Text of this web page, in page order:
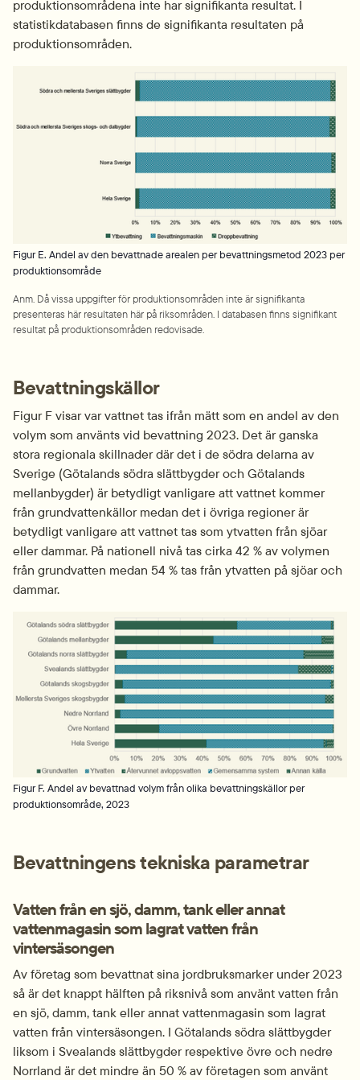
produktionsområdena inte har signifikanta resultat. I
statistikdatabasen finns de signifikanta resultaten på
produktionsområden.
Figur E. Andel av den bevattnade arealen per bevattningsmetod 2023 per
produktionsområde
Anm. Då vissa uppgifter för produktionsområden inte är signifikanta
presenteras här resultaten här på riksområden. I databasen finns signifikant
resultat på produktionsområden redovisade.
Bevattningskällor
Figur F visar var vattnet tas ifrån mätt som en andel av den
volym som använts vid bevattning 2023. Det är ganska
stora regionala skillnader där det i de södra delarna av
Sverige (Götalands södra slättbygder och Götalands
mellanbygder) är betydligt vanligare att vattnet kommer
från grundvattenkällor medan det i övriga regioner är
betydligt vanligare att vattnet tas som ytvatten från sjöar
eller dammar. På nationell nivå tas cirka 42 % av volymen
från grundvatten medan 54 % tas från ytvatten på sjöar och
dammar.
Figur F. Andel av bevattnad volym från olika bevattningskällor per
produktionsområde, 2023
Bevattningens tekniska parametrar
Vatten från en sjö, damm, tank eller annat
vattenmagasin som lagrat vatten från
vintersäsongen
Av företag som bevattnat sina jordbruksmarker under 2023
så är det knappt hälften på riksnivå som använt vatten från
en sjö, damm, tank eller annat vattenmagasin som lagrat
vatten från vintersäsongen. I Götalands södra slättbygder
liksom i Svealands slättbygder respektive övre och nedre
Norrland är det mindre än 50 % av företagen som använt